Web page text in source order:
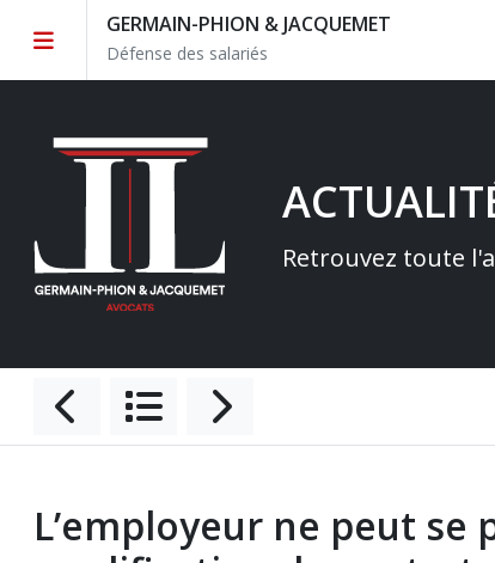
GERMAIN-PHION & JACQUEMET
Défense des salariés
Retrouvez toute
L’employeur ne peut